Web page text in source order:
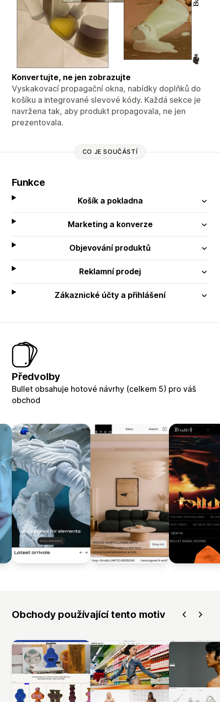
Konvertujte, ne jen zobrazujte
Vyskakovací propagační okna, nabídky doplňků do
košíku a integrované slevové kódy. Každá sekce je
navržena tak, aby produkt propagovala, ne jen
prezentovala.
CO JE SOUČÁSTÍ
Funkce
Košík a pokladna
Marketing a konverze
Objevování produktů
Reklamní prodej
Zákaznické účty a přihlášení
Předvolby
Bullet obsahuje hotové návrhy (celkem 5) pro váš
obchod
Obchody používající tento motiv